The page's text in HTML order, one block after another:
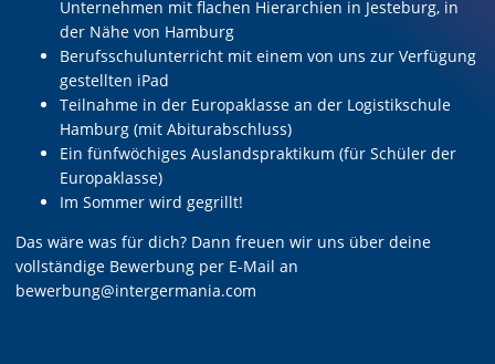
Unternehmen mit flachen Hierarchien in Jesteburg, in
der Nähe von Hamburg
Berufsschulunterricht mit einem von uns zur Verfügung
gestellten iPad
Teilnahme in der Europaklasse an der Logistikschule
Hamburg (mit Abiturabschluss)
Ein fünfwöchiges Auslandspraktikum (für Schüler der
Europaklasse)
Im Sommer wird gegrillt!
Das wäre was für dich? Dann freuen wir uns über deine
vollständige Bewerbung per E-Mail an
bewerbung@intergermania.com